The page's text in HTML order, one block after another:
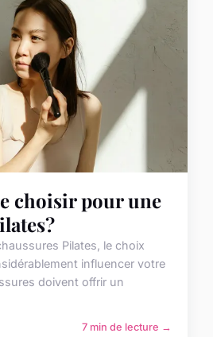
choisir pour une
Pilates, le choix
influencer votre
doivent offrir un
7 min de lecture →